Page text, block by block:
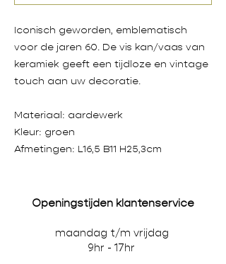
Iconisch geworden, emblematisch
voor de jaren 60. De vis kan/vaas van
keramiek geeft een tijdloze en vintage
touch aan uw decoratie.
Materiaal: aardewerk
Kleur: groen
Afmetingen: L16,5 B11 H25,3cm
Openingstijden klantenservice
maandag t/m vrijdag
9hr - 17hr